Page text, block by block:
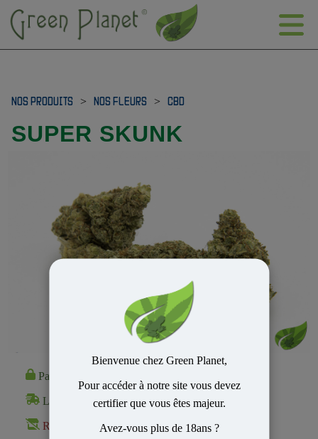
Bienvenue chez Green Planet,
Pour accéder à notre site vous devez
certifier que vous êtes majeur.
Avez-vous plus de 18ans ?
NOS PRODUITS > NOS FLEURS > CBD
SUPER SKUNK
Paiement 100% Sécurisé
Livraison Rapide et Discrète
Rupture de stock